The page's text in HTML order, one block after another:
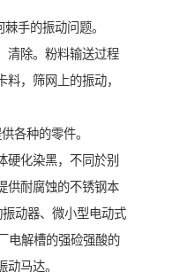
手的振动问题。
除。粉料输送过程
，筛网上的振动，
各种的零件。
化染黑，不同於别
供耐腐蚀的不锈钢本
动器、微小型电动式
电解槽的强硷强酸的
马达。